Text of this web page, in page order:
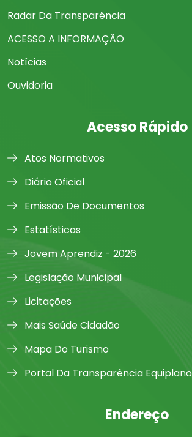
Radar Da Transparência
ACESSO A INFORMAÇÃO
Notícias
Ouvidoria
Acesso Rápido
Atos Normativos
Diário Oficial
Emissão De Documentos
Estatísticas
Jovem Aprendiz - 2026
Legislação Municipal
Licitações
Mais Saúde Cidadão
Mapa Do Turismo
Portal Da Transparência Equiplano
Endereço